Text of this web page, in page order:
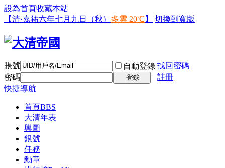
設為首頁收藏本站
【清·嘉祐六年七月九日（秋） 多雲 20℃ 】 切換到寬版
賬號 自動登錄 找回密碼
密碼
登錄
註冊
快捷導航
首頁BBS
大清年表
輿圖
銀號
任務
勳章